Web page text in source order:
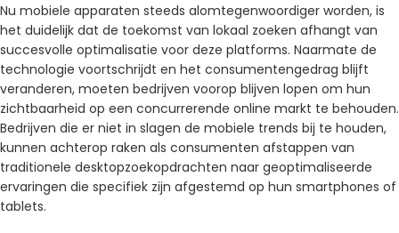
Nu mobiele apparaten steeds alomtegenwoordiger worden, is
het duidelijk dat de toekomst van lokaal zoeken afhangt van
succesvolle optimalisatie voor deze platforms. Naarmate de
technologie voortschrijdt en het consumentengedrag blijft
veranderen, moeten bedrijven voorop blijven lopen om hun
zichtbaarheid op een concurrerende online markt te behouden.
Bedrijven die er niet in slagen de mobiele trends bij te houden,
kunnen achterop raken als consumenten afstappen van
traditionele desktopzoekopdrachten naar geoptimaliseerde
ervaringen die specifiek zijn afgestemd op hun smartphones of
tablets.